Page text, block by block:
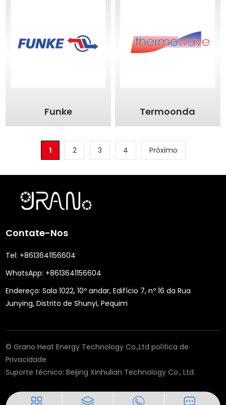
Funke Termoonda
1 2 3 4 Próximo
Contate-Nos
Tel: +8613641156604
WhatsApp: +8613641156604
Endereço: Sala 1022, 10º andar, Edifício 7, nº 16 da Rua
Junying, Distrito de Shunyi, Pequim
© Grano Heat Energy Technology Co.,Ltdpolítica de
Privacidade
Suporte técnico:Beijing Xinhulian Technology Co., Ltd.